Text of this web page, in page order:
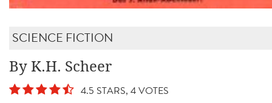
SCIENCE FICTION
By K.H. Scheer
4.5 STARS, 4 VOTES